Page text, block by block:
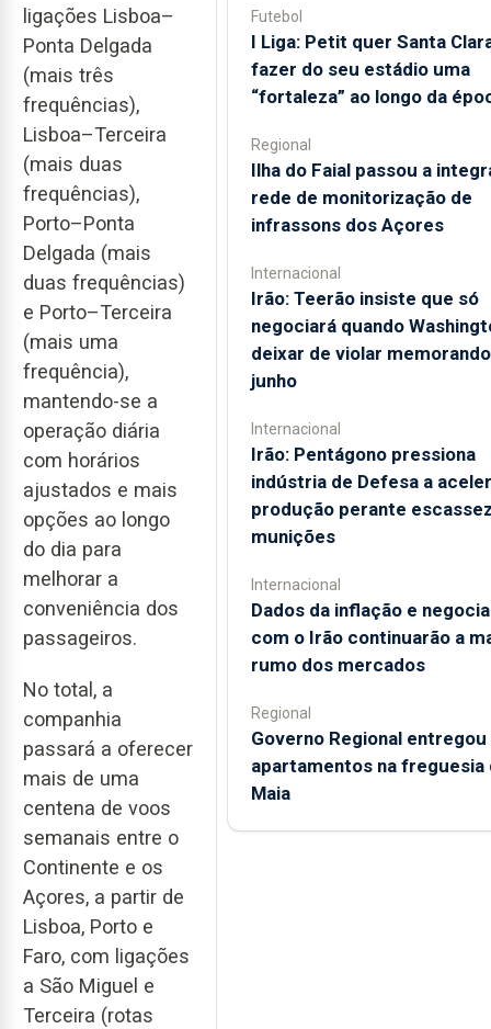
ligações Lisboa–
Ponta Delgada
(mais três
frequências),
Lisboa–Terceira
(mais duas
frequências),
Porto–Ponta
Delgada (mais
duas frequências)
e Porto–Terceira
(mais uma
frequência),
mantendo-se a
operação diária
com horários
ajustados e mais
opções ao longo
do dia para
melhorar a
conveniência dos
passageiros.
No total, a
companhia
passará a oferecer
mais de uma
centena de voos
semanais entre o
Continente e os
Açores, a partir de
Lisboa, Porto e
Faro, com ligações
a São Miguel e
Terceira (rotas
Futebol
I Liga: Petit quer Santa
fazer do seu estádio uma
“fortaleza” ao longo da
Regional
Ilha do Faial passou a
rede de monitorização de
infrassons dos Açores
Internacional
Irão: Teerão insiste que só
negociará quando
deixar de violar
junho
Internacional
Irão: Pentágono pressiona
indústria de Defesa a
produção perante
munições
Internacional
Dados da inflação e
com o Irão continuarão a
rumo dos mercados
Regional
Governo Regional entregou
apartamentos na freguesia
Maia